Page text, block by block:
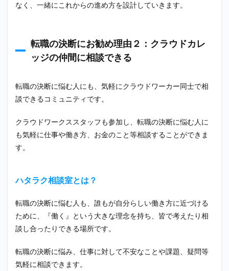
なく、一緒にこれからの進め方を設計していきます。
転職の決断にお勧め理由２：クラウドカレ
ッジの仲間に相談できる
転職の決断に悩む人にも、気軽にクラウドワーカー同士で相
談できるコミュニティです。
クラウドワークススタッフも参加し、転職の決断に悩む人に
も気軽に仕事や働き方、お金のこと等相談することができま
す。
ハタラク相談室とは？
転職の決断に悩む人も、誰もが自分らしい働き方に近づける
ために、『働く』という大きな理念を持ち、皆で考えたり相
談し合ったりできる場所です。
転職の決断に悩み、仕事に対して不安なことや課題、疑問等
気軽に相談できます。